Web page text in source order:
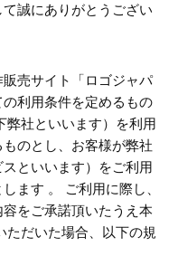
誠にありがとうござい
売サイト「ロゴジャパ
利用条件を定めるもの
弊社といいます）を利用
のとし、お客様が弊社
といいます）をご利用
ます 。 ご利用に際し、
をご承諾頂いたうえ本
ただいた場合、以下の規